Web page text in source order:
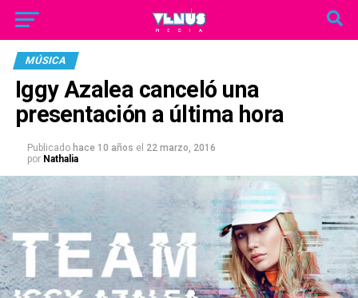
MÚSICA
Iggy Azalea canceló una
presentación a última hora
Publicado hace 10 años el 22 marzo, 2016
por Nathalia